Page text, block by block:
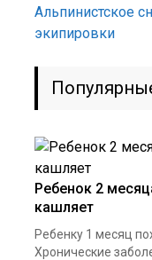
Альпинистское
экипировки
Ребенок 2
кашляет
Ребенку 1 месяц
Хронические